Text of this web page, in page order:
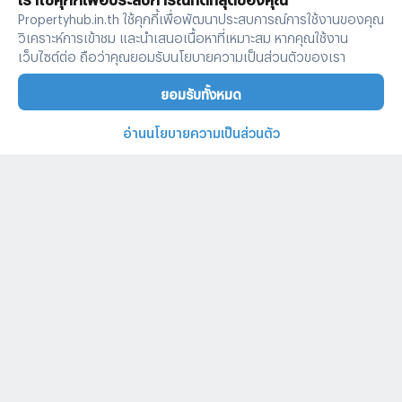
Propertyhub.in.th ใช้คุกกี้เพื่อพัฒนาประสบการณ์การใช้งานของคุณ
วิเคราะห์การเข้าชม และนำเสนอเนื้อหาที่เหมาะสม หากคุณใช้งาน
เว็บไซต์ต่อ ถือว่าคุณยอมรับนโยบายความเป็นส่วนตัวของเรา
ยอมรับทั้งหมด
อ่านนโยบายความเป็นส่วนตัว